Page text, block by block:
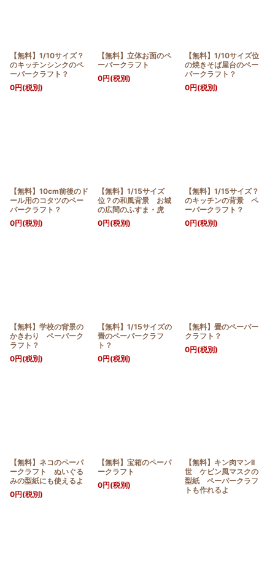
【無料】1/10サイズ？
のキッチンシンクのペ
ーパークラフト？
0円(税別)
【無料】立体お面のペ
ーパークラフト
0円(税別)
【無料】1/10サイズ位
の焼きそば屋台のペー
パークラフト？
0円(税別)
【無料】10cm前後のド
ール用のコタツのペー
パークラフト？
0円(税別)
【無料】1/15サイズ
位？の和風背景 お城
の広間のふすま・虎
0円(税別)
【無料】1/15サイズ？
のキッチンの背景 ペ
ーパークラフト？
0円(税別)
【無料】学校の背景の
かきわり ペーパーク
ラフト？
0円(税別)
【無料】1/15サイズの
畳のペーパークラフ
ト？
0円(税別)
【無料】畳のペーパー
クラフト？
0円(税別)
【無料】ネコのペーパ
ークラフト ぬいぐる
みの型紙にも使えるよ
0円(税別)
【無料】宝箱のペーパ
ークラフト
0円(税別)
【無料】キン肉マンII
世 ケビン風マスクの
型紙 ペーパークラフ
トも作れるよ